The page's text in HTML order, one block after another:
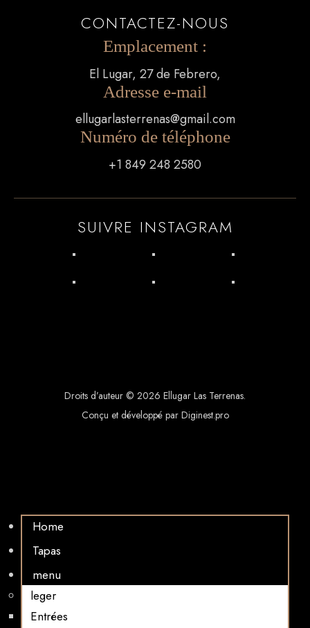
CONTACTEZ-NOUS
Emplacement :
El Lugar, 27 de Febrero,
Adresse e-mail
ellugarlasterrenas@gmail.com
Numéro de téléphone
+1 849 248 2580
SUIVRE INSTAGRAM
Droits d’auteur © 2026 Ellugar Las Terrenas.
Conçu et développé par Diginest.pro
Home
Tapas
menu
leger
Entrées